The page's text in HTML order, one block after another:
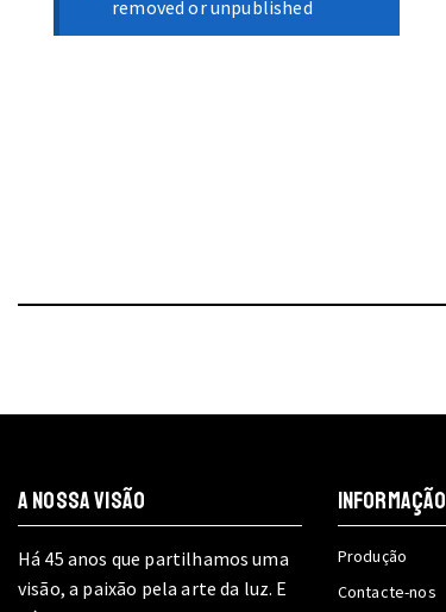
removed or unpublished
A NOSSA VISÃO
Há 45 anos que partilhamos uma
visão, a paixão pela arte da luz. E
INFORMAÇÃO
Produção
Contacte-nos